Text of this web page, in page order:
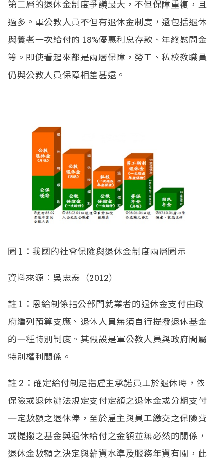
第二層的退休金制度爭議最大，不但保障重複，且
過多。軍公教人員不但有退休金制度，還包括退休
與養老一次給付的 18%優惠利息存款、年終慰問金
等。 即使看起來都是兩層保障，勞工、私校教職員
仍與公教人員保障相差甚遠。
圖 1：我國的社會保險與退休金制度兩層圖示
資料來源：吳忠泰（2012）
註 1 ：恩給制係指公部門就業者的退休金支付由政
府編列預算支應、退休人員無須自行提撥退休基金
的一種特別制度。其假設是軍公教人員與政府間屬
特別權利關係。
註 2 ：確定給付制是指雇主承諾員工於退休時，依
保險或退休辦法規定支付定額之退休金或分期支付
一定數額之退休俸，至於雇主與員工繳交之保險費
或提撥之基金與退休給付之金額並無必然的關係，
退休金數額之決定與薪資水準及服務年資有關，此